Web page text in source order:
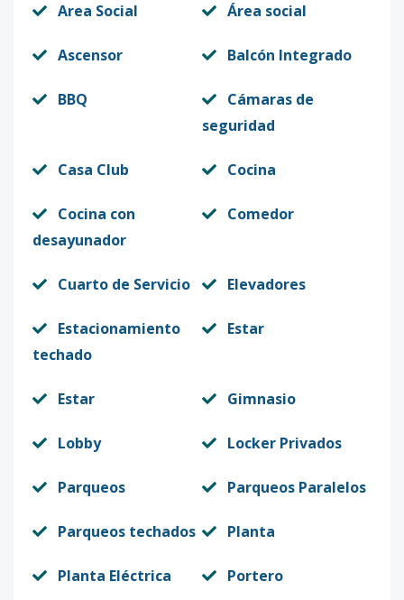
Area Social Área social
Ascensor Balcón Integrado
BBQ
Cámaras de
seguridad
Casa Club Cocina
Cocina con
desayunador
Comedor
Cuarto de Servicio Elevadores
Estacionamiento
techado
Estar
Estar Gimnasio
Lobby Locker Privados
Parqueos Parqueos Paralelos
Parqueos techados Planta
Planta Eléctrica Portero